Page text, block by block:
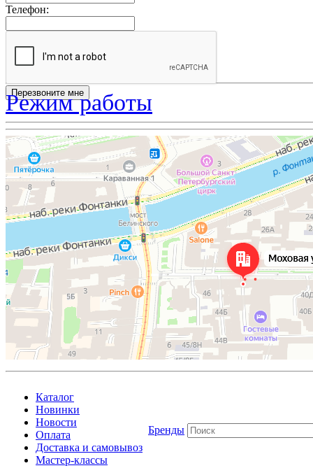
Телефон:
Режим работы
Каталог
Новинки
Новости
Оплата
Доставка и самовывоз
Мастер-классы
Бренды